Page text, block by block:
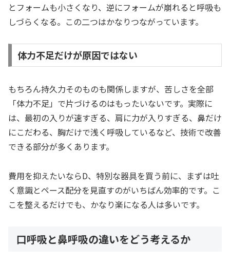
とフォームも小さくなり、逆にフォームが崩れると呼吸も
しづらくなる。この二つはかなりつながっています。
体力不足だけが原因ではない
もちろん持久力そのものも関係しますが、苦しさを全部
「体力不足」で片づけるのはもったいないです。実際に
は、最初の入りが速すぎる、肩に力が入りすぎる、鼻だけ
にこだわる、胸だけで浅く呼吸しているなど、技術で改善
できる部分が多くあります。
費用を抑えたいならD、特別な器具を買う前に、まずは吐
く意識とペース配分を見直すのがいちばん効率的です。こ
こを整えるだけでも、かなり楽になる人は多いです。
口呼吸と鼻呼吸の違いをどう考えるか